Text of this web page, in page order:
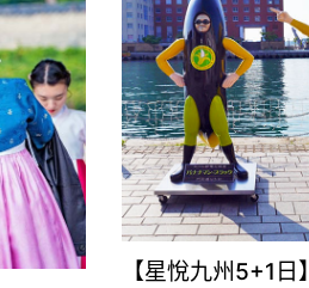
【星悅九州5+1日】